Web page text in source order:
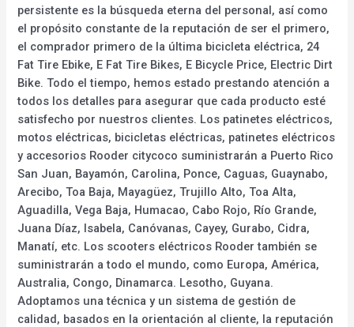
persistente es la búsqueda eterna del personal, así como
el propósito constante de la reputación de ser el primero,
el comprador primero de la última bicicleta eléctrica, 24
Fat Tire Ebike, E Fat Tire Bikes, E Bicycle Price, Electric Dirt
Bike. Todo el tiempo, hemos estado prestando atención a
todos los detalles para asegurar que cada producto esté
satisfecho por nuestros clientes. Los patinetes eléctricos,
motos eléctricas, bicicletas eléctricas, patinetes eléctricos
y accesorios Rooder citycoco suministrarán a Puerto Rico
San Juan, Bayamón, Carolina, Ponce, Caguas, Guaynabo,
Arecibo, Toa Baja, Mayagüez, Trujillo Alto, Toa Alta,
Aguadilla, Vega Baja, Humacao, Cabo Rojo, Río Grande,
Juana Díaz, Isabela, Canóvanas, Cayey, Gurabo, Cidra,
Manatí, etc. Los scooters eléctricos Rooder también se
suministrarán a todo el mundo, como Europa, América,
Australia, Congo, Dinamarca. Lesotho, Guyana.
Adoptamos una técnica y un sistema de gestión de
calidad, basados en la orientación al cliente, la reputación